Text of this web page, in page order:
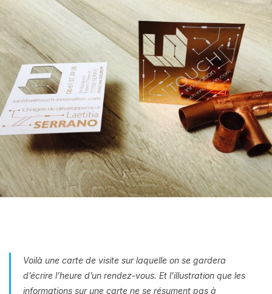
Voilà une carte de visite sur laquelle on se gardera
d’écrire l’heure d’un rendez-vous. Et l’illustration que les
informations sur une carte ne se résument pas à